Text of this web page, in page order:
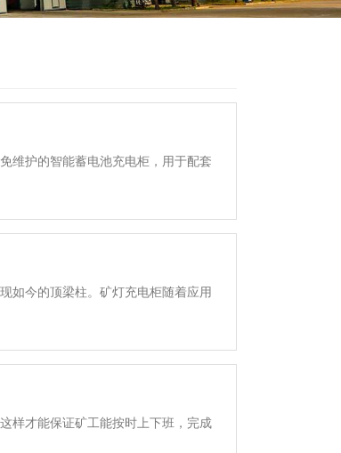
维护的智能蓄电池充电柜，用于配套
如今的顶梁柱。矿灯充电柜随着应用
样才能保证矿工能按时上下班，完成